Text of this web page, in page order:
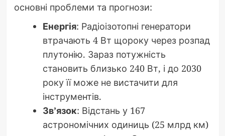
основні проблеми та прогнози:
Енергія: Радіоізотопні генератори
втрачають 4 Вт щороку через розпад
плутонію. Зараз потужність
становить близько 240 Вт, і до 2030
року її може не вистачити для
інструментів.
Зв’язок: Відстань у 167
астрономічних одиниць (25 млрд км)